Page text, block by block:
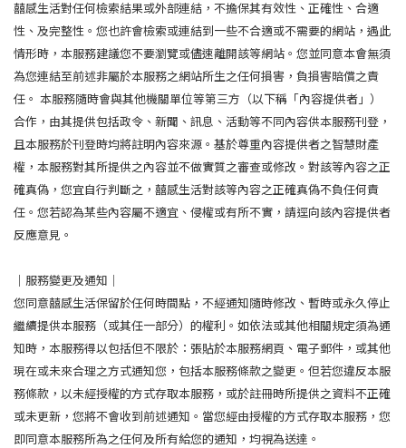
囍感生活對任何檢索結果或外部連結，不擔保其有效性、正確性、合適
性、及完整性。您也許會檢索或連結到一些不合適或不需要的網站，遇此
情形時，本服務建議您不要瀏覽或儘速離開該等網站。您並同意本會無須
為您連結至前述非屬於本服務之網站所生之任何損害，負損害賠償之責
任。 本服務隨時會與其他機關單位等第三方（以下稱「內容提供者」）
合作，由其提供包括政令、新聞、訊息、活動等不同內容供本服務刊登，
且本服務於刊登時均將註明內容來源。基於尊重內容提供者之智慧財產
權，本服務對其所提供之內容並不做實質之審查或修改。對該等內容之正
確真偽，您宜自行判斷之，囍感生活對該等內容之正確真偽不負任何責
任。您若認為某些內容屬不適宜、侵權或有所不實，請逕向該內容提供者
反應意見。
｜服務變更及通知｜
您同意囍感生活保留於任何時間點，不經通知隨時修改、暫時或永久停止
繼續提供本服務（或其任一部分）的權利。如依法或其他相關規定須為通
知時，本服務得以包括但不限於：張貼於本服務網頁、電子郵件，或其他
現在或未來合理之方式通知您，包括本服務條款之變更。但若您違反本服
務條款，以未經授權的方式存取本服務，或於註冊時所提供之資料不正確
或未更新，您將不會收到前述通知。當您經由授權的方式存取本服務，您
即同意本服務所為之任何及所有給您的通知，均視為送達。